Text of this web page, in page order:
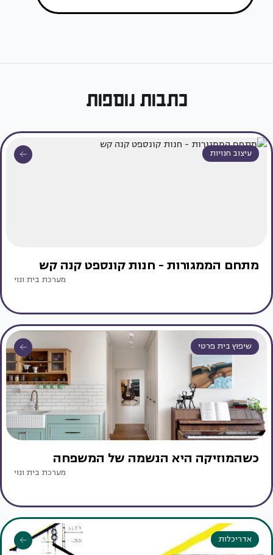
כתבות נוספות
עיצוב חנויות
מתחם הממגורות - חנות קונספט קנה קש
מערכת בית ונוי
שיפוץ בית פרטי
כשהמוזיקה היא הנשמה של המשפחה
מערכת בית ונוי
אדריכלות